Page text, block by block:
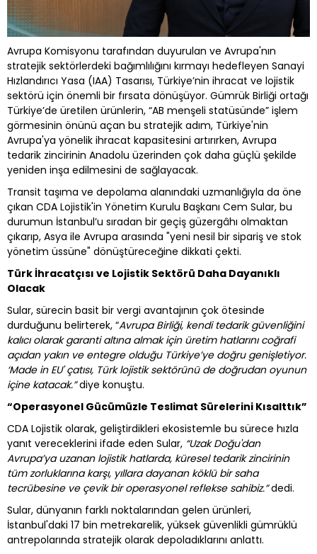
Avrupa Komisyonu tarafından duyurulan ve Avrupa'nın
stratejik sektörlerdeki bağımlılığını kırmayı hedefleyen Sanayi
Hızlandırıcı Yasa (IAA) Tasarısı, Türkiye’nin ihracat ve lojistik
sektörü için önemli bir fırsata dönüşüyor. Gümrük Birliği ortağı
Türkiye’de üretilen ürünlerin, “AB menşeli statüsünde” işlem
görmesinin önünü açan bu stratejik adım, Türkiye'nin
Avrupa'ya yönelik ihracat kapasitesini artırırken, Avrupa
tedarik zincirinin Anadolu üzerinden çok daha güçlü şekilde
yeniden inşa edilmesini de sağlayacak.
Transit taşıma ve depolama alanındaki uzmanlığıyla da öne
çıkan CDA Lojistik'in Yönetim Kurulu Başkanı Cem Sular, bu
durumun İstanbul’u sıradan bir geçiş güzergâhı olmaktan
çıkarıp, Asya ile Avrupa arasında "yeni nesil bir sipariş ve stok
yönetim üssüne" dönüştüreceğine dikkati çekti.
Türk İhracatçısı ve Lojistik Sektörü Daha Dayanıklı
Olacak
Sular, sürecin basit bir vergi avantajının çok ötesinde
durduğunu belirterek, “Avrupa Birliği, kendi tedarik güvenliğini
kalıcı olarak garanti altına almak için üretim hatlarını coğrafi
açıdan yakın ve entegre olduğu Türkiye’ye doğru genişletiyor.
‘Made in EU' çatısı, Türk lojistik sektörünü de doğrudan oyunun
içine katacak.”diye konuştu.
“Operasyonel Gücümüzle Teslimat Sürelerini Kısalttık”
CDA Lojistik olarak, geliştirdikleri ekosistemle bu sürece hızla
yanıt vereceklerini ifade eden Sular, “Uzak Doğu'dan
Avrupa’ya uzanan lojistik hatlarda, küresel tedarik zincirinin
tüm zorluklarına karşı, yıllara dayanan köklü bir saha
tecrübesine ve çevik bir operasyonel reflekse sahibiz.”dedi.
Sular, dünyanın farklı noktalarından gelen ürünleri,
İstanbul'daki 17 bin metrekarelik, yüksek güvenlikli gümrüklü
antrepolarında stratejik olarak depoladıklarını anlattı.